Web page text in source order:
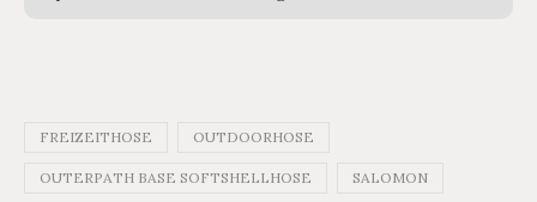
FREIZEITHOSE OUTDOORHOSE
OUTERPATH BASE SOFTSHELLHOSE SALOMON